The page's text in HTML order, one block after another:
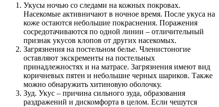
Укусы ночью со следами на кожных покровах.
Насекомые активничают в ночное время. После укуса на
коже остаются небольшие покраснения. Поражения
сосредотачиваются по одной линии – отличительный
признак укусов клопов от других насекомых.
Загрязнения на постельном белье. Членистоногие
оставляют экскременты на постельных
принадлежностях и на матрасе. Загрязнения имеют вид
коричневых пятен и небольшие черных шариков. Также
можно обнаружить хитиновую оболочку.
Зуд. Укус – причина сильного зуда, образования
раздражений и дискомфорта в целом. Если чешутся